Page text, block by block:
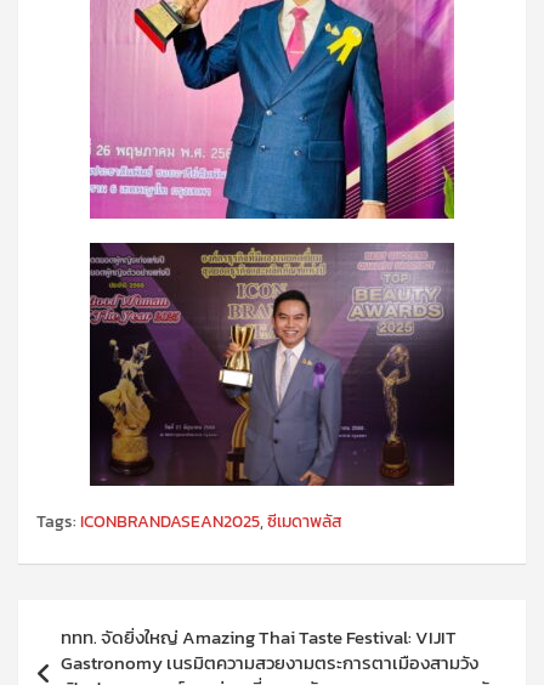
Tags:ICONBRANDASEAN2025,ซีเมดาพลัส
แนะแนว
เรื่องททท. จัดยิ่งใหญ่ Amazing Thai Taste Festival: VIJIT
Gastronomy เนรมิตความสวยงามตระการตาเมืองสามวัง